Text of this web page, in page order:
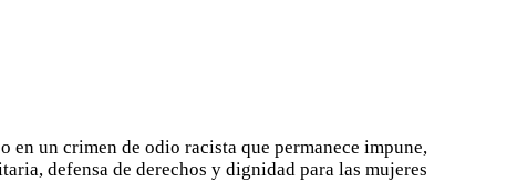
en un crimen de odio racista que permanece impune,
defensa de derechos y dignidad para las mujeres